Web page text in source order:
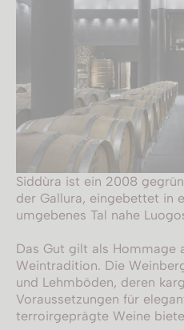
Siddùra ist ein 2008
der Gallura, eingebettet in
umgebenes Tal nahe
Das Gut gilt als Hommage
Weintradition. Die
und Lehmböden, deren
Voraussetzungen für
terroirgeprägte Weine